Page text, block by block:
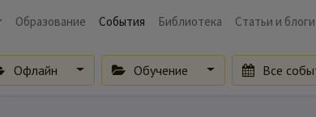
Образование События Библиотека Статьи и блоги
Офлайн Обучение Все